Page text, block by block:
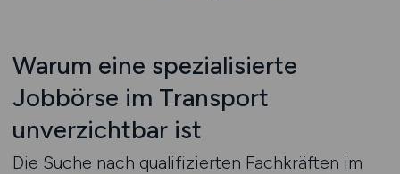
Warum eine spezialisierte
Jobbörse im Transport
unverzichtbar ist
Die Suche nach qualifizierten Fachkräften im